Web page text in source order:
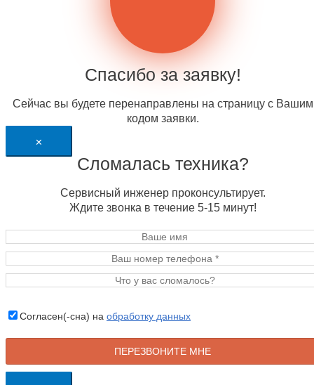
Спасибо за заявку!
Сейчас вы будете перенаправлены на страницу с Вашим
кодом заявки.
×
Сломалась техника?
Сервисный инженер проконсультирует.
Ждите звонка в течение 5-15 минут!
Согласен(-сна) на обработку данных